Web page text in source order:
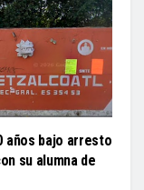
años bajo arresto
su alumna de